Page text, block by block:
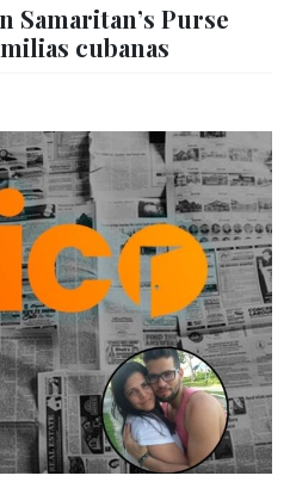
Samaritan’s Purse
cubanas